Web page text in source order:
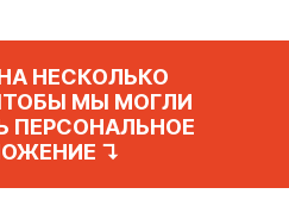
НЕСКОЛЬКО
МЫ МОГЛИ
ПЕРСОНАЛЬНОЕ
↴